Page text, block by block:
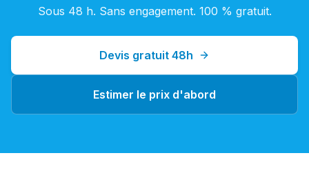
Sous 48 h. Sans engagement. 100 % gratuit.
Devis gratuit 48h
Estimer le prix d'abord